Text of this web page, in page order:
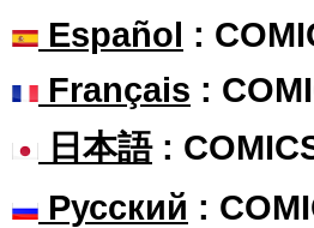
Español :
Français :
日本語:
Русский :